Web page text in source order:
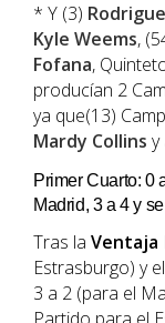
* Y (3)
Kyle Weems,
Fofana,
producían 2
ya que(13)
Mardy Collins y
Primer Cuarto: 0
Madrid, 3 a 4 y
Tras la Ventaja
Estrasburgo) y
3 a 2 (para el